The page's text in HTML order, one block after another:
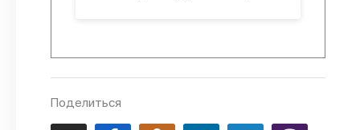
Поделиться